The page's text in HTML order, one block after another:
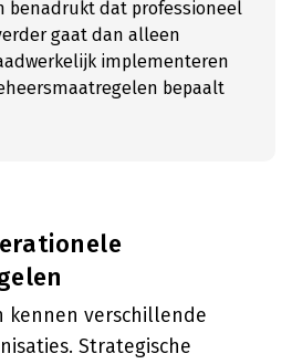
benadrukt dat professioneel
gaat dan alleen
implementeren
bepaalt
kennen verschillende
Strategische